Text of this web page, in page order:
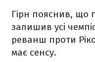
Гірн пояснив, що
залишив усі
реванш проти
має сенсу.